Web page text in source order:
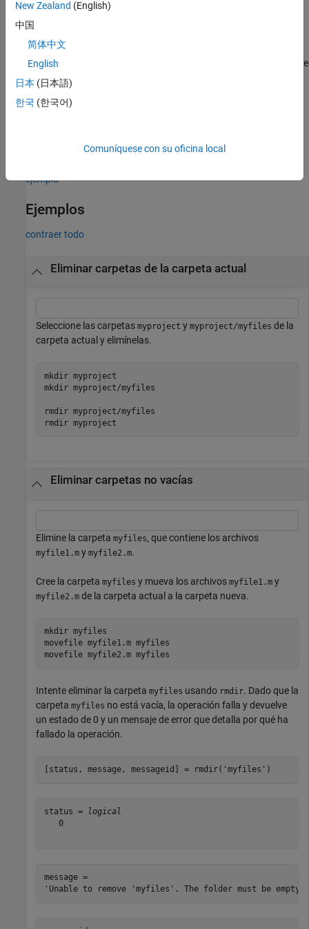
sintaxis anteriores.
[status
también devuelve el texto del mensaje
para cualquier advertencia o error que se produzca.
ejemplo
mensaje para cualquier advertencia o error que se produzca.
ejemplo
Ejemplos
contraer todo
Eliminar carpetas de la carpeta actual
Seleccione las carpetas myproject y myproject/myfiles de la
carpeta actual y elimínelas.
mkdir myproject
mkdir myproject/myfiles
rmdir myproject/myfiles
rmdir myproject
Eliminar carpetas no vacías
Elimine la carpeta myfiles, que contiene los archivos
myfile1.m y myfile2.m.
Cree la carpeta myfiles y mueva los archivos myfile1.m y
myfile2.m de la carpeta actual a la carpeta nueva.
mkdir myfiles
movefile myfile1.m myfiles
movefile myfile2.m myfiles
Intente eliminar la carpeta myfiles usando rmdir. Dado que la
carpeta myfiles no está vacía, la operación falla y devuelve
un estado de 0 y un mensaje de error que detalla por qué ha
fallado la operación.
[status, message, messageid] = rmdir( 'myfiles' )
status =
logical
   0
message =
New Zealand (English)
中国
简体中文
English
日本 (日本語)
한국 (한국어)
Comuníquese con su oficina local